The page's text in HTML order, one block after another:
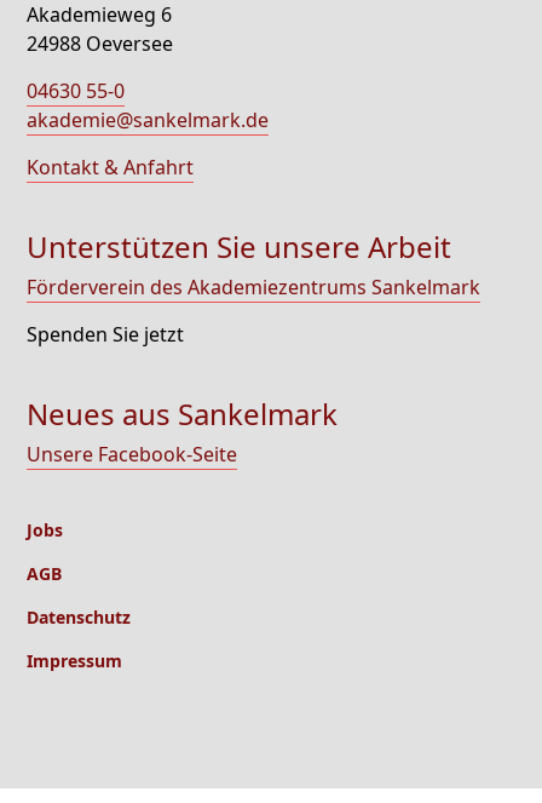
Akademieweg 6
24988 Oeversee
04630 55-0
akademie@sankelmark.de
Kontakt & Anfahrt
Unterstützen Sie unsere Arbeit
Förderverein des Akademiezentrums Sankelmark
Spenden Sie jetzt
Neues aus Sankelmark
Unsere Facebook-Seite
Jobs
AGB
Datenschutz
Impressum